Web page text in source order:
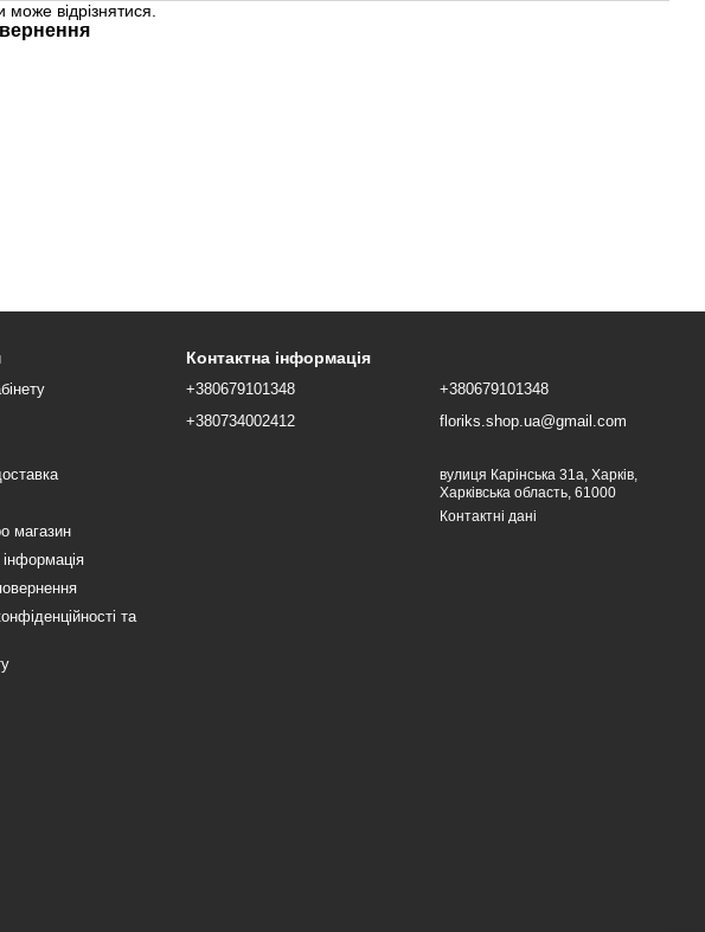
може відрізнятися.
магазин
інформація
та
Контактна інформація
+380679101348
+380734002412
+380679101348
floriks.shop.ua@gmail.com
вулиця Карінська 31а, Харків,
Харківська область, 61000
Контактні дані